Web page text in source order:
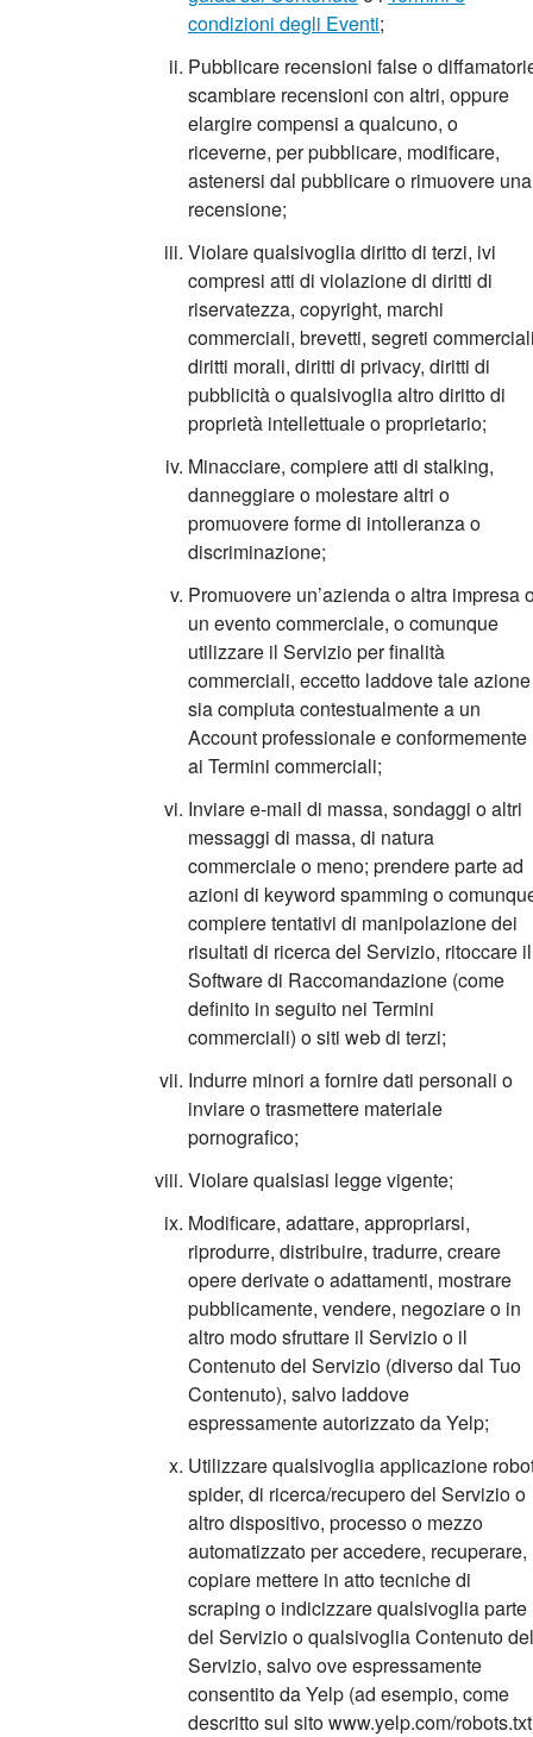
condizioni degli Eventi;
Pubblicare recensioni false o
scambiare recensioni con altri, oppure
elargire compensi a qualcuno, o
riceverne, per pubblicare, modificare,
astenersi dal pubblicare o rimuovere una
recensione;
Violare qualsivoglia diritto di terzi, ivi
compresi atti di violazione di diritti di
riservatezza, copyright, marchi
commerciali, brevetti, segreti
diritti morali, diritti di privacy, diritti di
pubblicità o qualsivoglia altro diritto di
proprietà intellettuale o proprietario;
Minacciare, compiere atti di stalking,
danneggiare o molestare altri o
promuovere forme di intolleranza o
discriminazione;
Promuovere un’azienda o altra impresa
un evento commerciale, o comunque
utilizzare il Servizio per finalità
commerciali, eccetto laddove tale azione
sia compiuta contestualmente a un
Account professionale e conformemente
ai Termini commerciali;
Inviare e-mail di massa, sondaggi o altri
messaggi di massa, di natura
commerciale o meno; prendere parte ad
azioni di keyword spamming o
compiere tentativi di manipolazione dei
risultati di ricerca del Servizio, ritoccare il
Software di Raccomandazione (come
definito in seguito nei Termini
commerciali) o siti web di terzi;
Indurre minori a fornire dati personali o
inviare o trasmettere materiale
pornografico;
Violare qualsiasi legge vigente;
Modificare, adattare, appropriarsi,
riprodurre, distribuire, tradurre, creare
opere derivate o adattamenti, mostrare
pubblicamente, vendere, negoziare o in
altro modo sfruttare il Servizio o il
Contenuto del Servizio (diverso dal Tuo
Contenuto), salvo laddove
espressamente autorizzato da Yelp;
Utilizzare qualsivoglia applicazione
spider, di ricerca/recupero del Servizio o
altro dispositivo, processo o mezzo
automatizzato per accedere, recuperare,
copiare mettere in atto tecniche di
scraping o indicizzare qualsivoglia parte
del Servizio o qualsivoglia Contenuto del
Servizio, salvo ove espressamente
consentito da Yelp (ad esempio, come
descritto sul sito www.yelp.com/